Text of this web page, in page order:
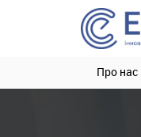
Про нас